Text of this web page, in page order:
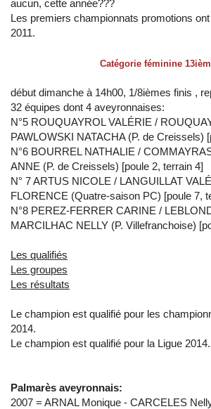
aucun, cette année???
Les premiers championnats promotions
2011.
Catégorie féminine
début dimanche à 14h00, 1/8ièmes finis ,
32 équipes dont 4 aveyronnaises:
N°5 ROUQUAYROL VALÉRIE /
PAWLOWSKI NATACHA (P. de Creissels)
N°6 BOURREL NATHALIE /
ANNE (P. de Creissels) [poule 2, terrain 4]
N° 7 ARTUS NICOLE / LANGUILLAT
FLORENCE (Quatre-saison PC) [poule 7,
N°8 PEREZ-FERRER CARINE /
MARCILHAC NELLY (P. Villefranchoise)
Les qualifiés
Les groupes
Les résultats
Le champion est qualifié pour les
2014.
Le champion est qualifié pour la Ligue 2014.
Palmarès aveyronnais:
2007 = ARNAL Monique - CARCELES